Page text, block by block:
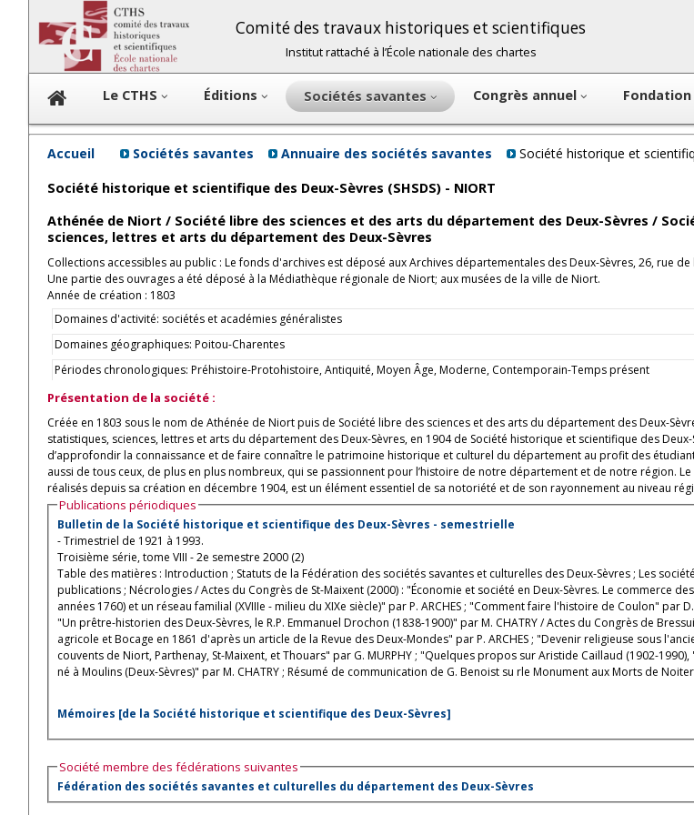
Comité des travaux historiques et scientifiques
Institut rattaché à l’École nationale des chartes
Le CTHS Éditions Sociétés savantes Congrès annuel
Accueil Sociétés savantes Annuaire des sociétés savantes
Société historique et
Société historique et scientifique des Deux-Sèvres (SHSDS) - NIORT
Athénée de Niort / Société libre des sciences et des arts du département des Deux-Sèvres /
sciences, lettres et arts du département des Deux-Sèvres
Collections accessibles au public : Le fonds d'archives est déposé aux Archives départementales des Deux-Sèvres, 26, rue
Une partie des ouvrages a été déposé à la Médiathèque régionale de Niort; aux musées de la ville de Niort.
Année de création : 1803
Domaines d'activité: sociétés et académies généralistes
Domaines géographiques: Poitou-Charentes
Périodes chronologiques: Préhistoire-Protohistoire, Antiquité, Moyen Âge, Moderne, Contemporain-Temps présent
Présentation de la société :
Créée en 1803 sous le nom de Athénée de Niort puis de Société libre des sciences et des arts du département des Deux-
statistiques, sciences, lettres et arts du département des Deux-Sèvres, en 1904 de Société historique et scientifique des
d’approfondir la connaissance et de faire connaître le patrimoine historique et culturel du département au profit des
aussi de tous ceux, de plus en plus nombreux, qui se passionnent pour l’histoire de notre département et de notre région.
réalisés depuis sa création en décembre 1904, est un élément essentiel de sa notoriété et de son rayonnement au niveau
Publications périodiques
Bulletin de la Société historique et scientifique des Deux-Sèvres - semestrielle
- Trimestriel de 1921 à 1993.
Troisième série, tome VIII - 2e semestre 2000 (2)
Table des matières : Introduction ; Statuts de la Fédération des sociétés savantes et culturelles des Deux-Sèvres ; Les
publications ; Nécrologies / Actes du Congrès de St-Maixent (2000) : "Économie et société en Deux-Sèvres. Le commerce
années 1760) et un réseau familial (XVIIIe - milieu du XIXe siècle)" par P. ARCHES ; "Comment faire l'histoire de Coulon" par D.
"Un prêtre-historien des Deux-Sèvres, le R.P. Emmanuel Drochon (1838-1900)" par M. CHATRY / Actes du Congrès de
agricole et Bocage en 1861 d'après un article de la Revue des Deux-Mondes" par P. ARCHES ; "Devenir religieuse sous
couvents de Niort, Parthenay, St-Maixent, et Thouars" par G. MURPHY ; "Quelques propos sur Aristide Caillaud (1902-
né à Moulins (Deux-Sèvres)" par M. CHATRY ; Résumé de communication de G. Benoist su rle Monument aux Morts de
Mémoires [de la Société historique et scientifique des Deux-Sèvres]
Société membre des fédérations suivantes
Fédération des sociétés savantes et culturelles du département des Deux-Sèvres